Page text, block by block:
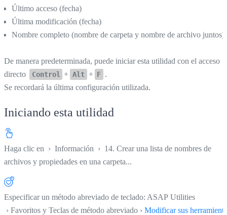
Último acceso (fecha)
Última modificación (fecha)
Nombre completo (nombre de carpeta y nombre de archivo juntos)
De manera predeterminada, puede iniciar esta utilidad con el acceso
directo
Control + Alt + F .
Se recordará la última configuración utilizada.
Iniciando esta utilidad
Haga clic en › Información › 14. Crear una lista de nombres de
archivos y propiedades en una carpeta...
Especificar un método abreviado de teclado: ASAP Utilities
› Favoritos y Teclas de método abreviado › Modificar sus